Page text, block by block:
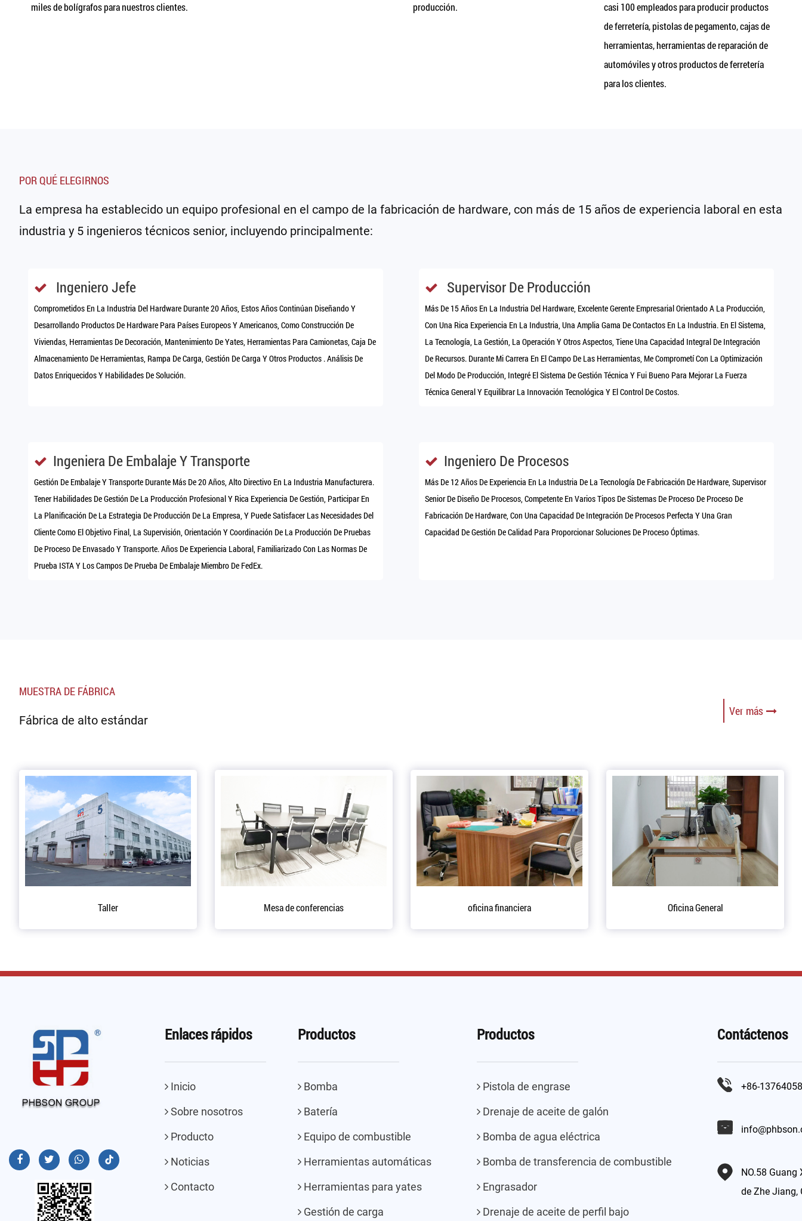
miles de bolígrafos para nuestros clientes.
producción.
casi 100 empleados para producir productos
de ferretería, pistolas de pegamento, cajas de
herramientas, herramientas de reparación de
automóviles y otros productos de ferretería
para los clientes.
POR QUÉ ELEGIRNOS
La empresa ha establecido un equipo profesional en el campo de la fabricación de hardware, con más de 15 años de experiencia laboral en esta
industria y 5 ingenieros técnicos senior, incluyendo principalmente:
Ingeniero Jefe
Comprometidos En La Industria Del Hardware Durante 20 Años, Estos Años Continúan Diseñando Y
Desarrollando Productos De Hardware Para Países Europeos Y Americanos, Como Construcción De
Viviendas, Herramientas De Decoración, Mantenimiento De Yates, Herramientas Para Camionetas, Caja De
Almacenamiento De Herramientas, Rampa De Carga, Gestión De Carga Y Otros Productos . Análisis De
Datos Enriquecidos Y Habilidades De Solución.
Supervisor De Producción
Más De 15 Años En La Industria Del Hardware, Excelente Gerente Empresarial Orientado A La Producción,
Con Una Rica Experiencia En La Industria, Una Amplia Gama De Contactos En La Industria. En El Sistema,
La Tecnología, La Gestión, La Operación Y Otros Aspectos, Tiene Una Capacidad Integral De Integración
De Recursos. Durante Mi Carrera En El Campo De Las Herramientas, Me Comprometí Con La Optimización
Del Modo De Producción, Integré El Sistema De Gestión Técnica Y Fui Bueno Para Mejorar La Fuerza
Técnica General Y Equilibrar La Innovación Tecnológica Y El Control De Costos.
Ingeniera De Embalaje Y Transporte
Gestión De Embalaje Y Transporte Durante Más De 20 Años, Alto Directivo En La Industria Manufacturera.
Tener Habilidades De Gestión De La Producción Profesional Y Rica Experiencia De Gestión, Participar En
La Planificación De La Estrategia De Producción De La Empresa, Y Puede Satisfacer Las Necesidades Del
Cliente Como El Objetivo Final, La Supervisión, Orientación Y Coordinación De La Producción De Pruebas
De Proceso De Envasado Y Transporte. Años De Experiencia Laboral, Familiarizado Con Las Normas De
Prueba ISTA Y Los Campos De Prueba De Embalaje Miembro De FedEx.
Ingeniero De Procesos
Más De 12 Años De Experiencia En La Industria De La Tecnología De Fabricación De Hardware, Supervisor
Senior De Diseño De Procesos, Competente En Varios Tipos De Sistemas De Proceso De Proceso De
Fabricación De Hardware, Con Una Capacidad De Integración De Procesos Perfecta Y Una Gran
Capacidad De Gestión De Calidad Para Proporcionar Soluciones De Proceso Óptimas.
MUESTRA DE FÁBRICA
Fábrica de alto estándar
Ver más
Oficina General Oficina del Presidente Equipo de producción Equipo de taller de producción.
Enlaces rápidos
Inicio
Sobre nosotros
Producto
Noticias
Contacto
Productos
Bomba
Batería
Equipo de combustible
Herramientas automáticas
Herramientas para yates
Gestión de carga
Productos
Pistola de engrase
Drenaje de aceite de galón
Bomba de agua eléctrica
Bomba de transferencia de combustible
Engrasador
Drenaje de aceite de perfil bajo
Contáctenos
+86-
NO.58
de Zhe Jiang,